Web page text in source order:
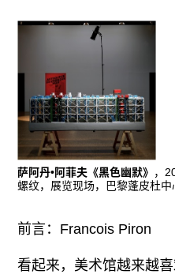
ART & EDUCATION
广告
订阅
往期内容
联系我们
关注我们
萨阿丹•阿菲夫《黑色幽默》 ，
螺纹，展览现场，巴黎蓬皮杜中
前言：Francois Piron
看起来，美术馆越来越